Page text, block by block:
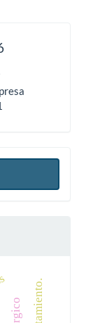
tratamiento.